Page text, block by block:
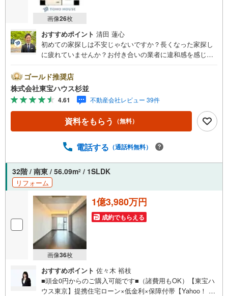
画像26枚
おすすめポイント 清田 蓮心
初めての家探しは不安じゃないですか？長くなった家探し
に疲れていませんか？お付き合いの業者に違和感を感じて
したプロが、何のしがらみもなく、お客様の理想の物件を
お探しします。東宝ハウス杉並【（FD）:】ご見学希望の物
件以外も併せてご案内させていただきます。遠慮なくご希
望をお伝えくださいませ。■ご見学について■【営業時間 9:
00～21:00】人気物件は特に問い合わせが集中するため、お
早めにお電話くださいませ。「室内・現地を見学する」ボ
TOHO HOUSE CLUB■弊社で売買されたお客様はTOHO H
の見直しや借り換えなど、オンラインでやりとりができま
す。■FPによるファイナンシャルライフサポート■ファイナ
ンシャルプランナーが住宅ローン、保険・税金、資産運
用、相続などの対策をアドバイスを致します。
ゴールド推奨店
株式会社東宝ハウス杉並
4.61 不動産会社レビュー 39件
資料をもらう （無料）
電話する （通話料無料）
32階 / 南東 / 56.09m2 / 1SLDK
リフォーム
画像36枚
1億3,980万円
成約でもらえる
おすすめポイント 佐々木 裕枝
■頭金0円からのご購入可能です■（諸費用もOK）【東宝ハ
ウス東京】提携住宅ローン×低金利×保障付帯【Yahoo！ 不